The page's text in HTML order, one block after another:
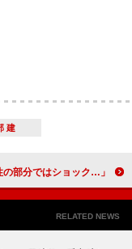
建
捕に「またかと思った方も多い」 田中卓志「人間性の部分ではショック…」
RELATED NEWS